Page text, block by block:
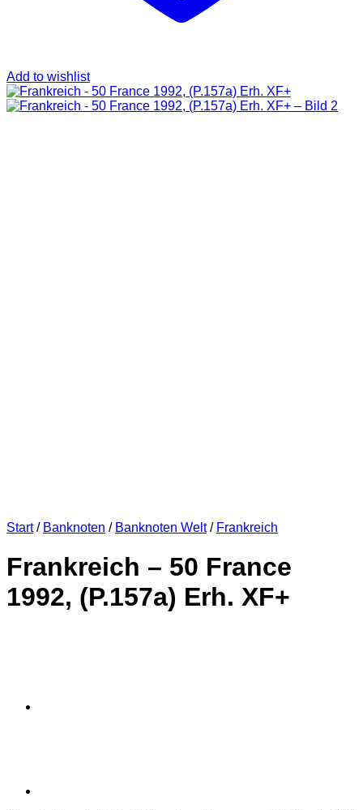
Add to wishlist
Start / Banknoten / Banknoten Welt / Frankreich
Frankreich – 50 France
1992, (P.157a) Erh. XF+